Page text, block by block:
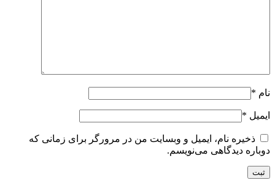
نام *
ایمیل *
ذخیره نام، ایمیل و وبسایت من در مرورگر برای زمانی که
دوباره دیدگاهی می‌نویسم.